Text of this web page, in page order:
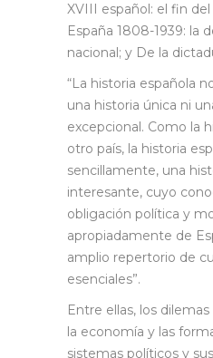
XVIII español: el fin
España 1808-1939: la
nacional; y De la
“La historia española
una historia única ni
excepcional. Como la
otro país, la historia
sencillamente, una
interesante, cuyo
obligación política y
apropiadamente de
amplio repertorio de
esenciales”.
Entre ellas, los
la economía y las
sistemas políticos y